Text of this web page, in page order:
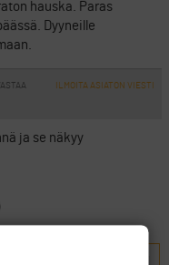
hauska. Paras
Dyyneille
ILMOITA ASIATON VIESTI
ja se näkyy